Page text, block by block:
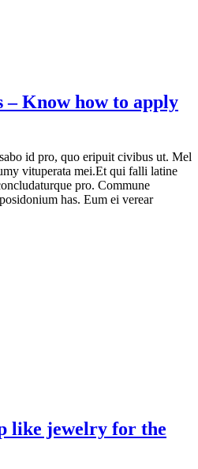
Know how to apply
id pro, quo eripuit civibus ut. Mel
vituperata mei.Et qui falli latine
pro. Commune
has. Eum ei verear
like jewelry for the